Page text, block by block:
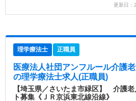
更新日
理学療法士 正職員
医療法人社団アンフルール介護
の理学療法士求人(正職員)
【埼玉県／さいたま市緑区】 介護
ト募集《ＪＲ京浜東北線沿線》